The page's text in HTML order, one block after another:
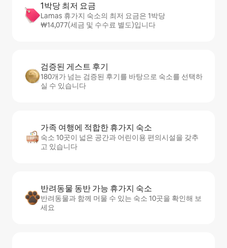
1박당 최저 요금
Lamas 휴가지 숙소의 최저 요금은 1박당
₩14,077(세금 및 수수료 별도)입니다
검증된 게스트 후기
180개가 넘는 검증된 후기를 바탕으로 숙소를 선택하
실 수 있습니다
가족 여행에 적합한 휴가지 숙소
숙소 10곳이 넓은 공간과 어린이용 편의시설을 갖추
고 있습니다
반려동물 동반 가능 휴가지 숙소
반려동물과 함께 머물 수 있는 숙소 10곳을 확인해 보
세요